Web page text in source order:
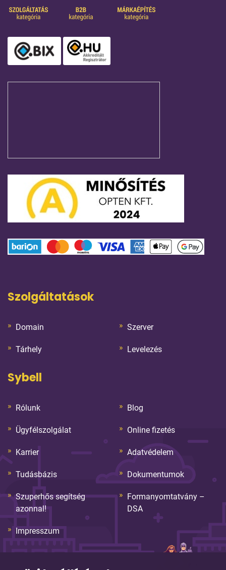
Szolgáltatások
Domain Szerver
Tárhely Levelezés
Sybell
Rólunk Blog
Ügyfélszolgálat Online fizetés
Karrier Adatvédelem
Tudásbázis Dokumentumok
Szuperhős segítség
azonnal!
Formanyomtatvány –
DSA
Impresszum